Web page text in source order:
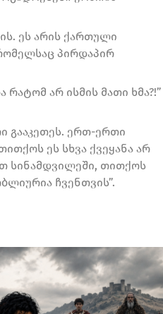
ეს არის ქართული
პირდაპირ
არ ისმის მათი ხმა?!”
გააკეთეს. ერთ-ერთი
ეს სხვა ქვეყანა არ
სინამდვილეში, თითქოს
ჩვენთვის”.